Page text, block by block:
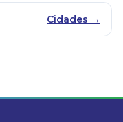
Cidades →